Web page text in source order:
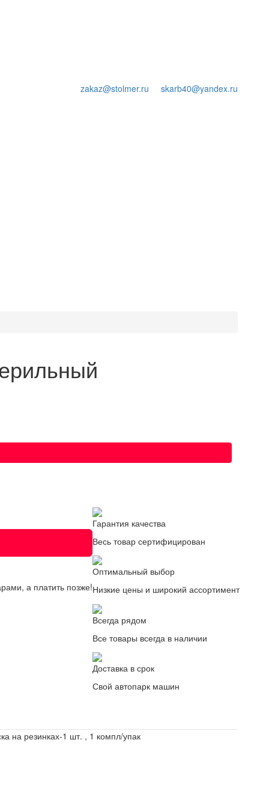
zakaz@stolmer.ru skarb40@yandex.ru
а платить позже!
Гарантия качества
Весь товар сертифицирован
Оптимальный выбор
Низкие цены и широкий ассортимент
Всегда рядом
Все товары всегда в наличии
Доставка в срок
Свой автопарк машин
на резинках-1 шт. , 1 компл/упак